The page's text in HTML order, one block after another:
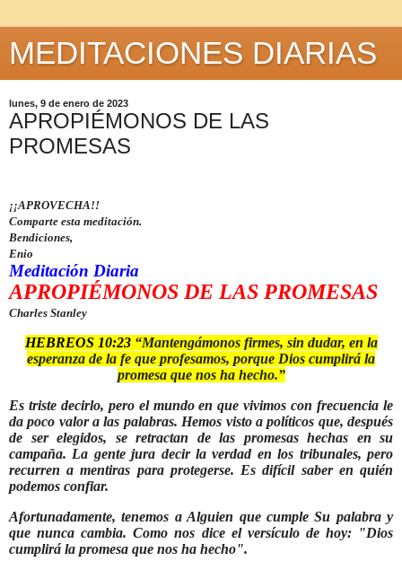
MEDITACIONES DIARIAS
lunes, 9 de enero de 2023
APROPIÉMONOS DE LAS
PROMESAS
¡¡APROVECHA!!
Comparte esta meditación.
Bendiciones,
Enio
Meditación Diaria
APROPIÉMONOS DE LAS PROMESAS
Charles Stanley
HEBREOS 10:23 “Mantengámonos firmes, sin dudar, en la
esperanza de la fe que profesamos, porque Dios cumplirá la
promesa que nos ha hecho.”
Es triste decirlo, pero el mundo en que vivimos con frecuencia le
da poco valor a las palabras. Hemos visto a políticos que, después
de ser elegidos, se retractan de las promesas hechas en su
campaña. La gente jura decir la verdad en los tribunales, pero
recurren a mentiras para protegerse. Es difícil saber en quién
podemos confiar.
Afortunadamente, tenemos a Alguien que cumple Su palabra y
que nunca cambia. Como nos dice el versículo de hoy: "Dios
cumplirá la promesa que nos ha hecho".